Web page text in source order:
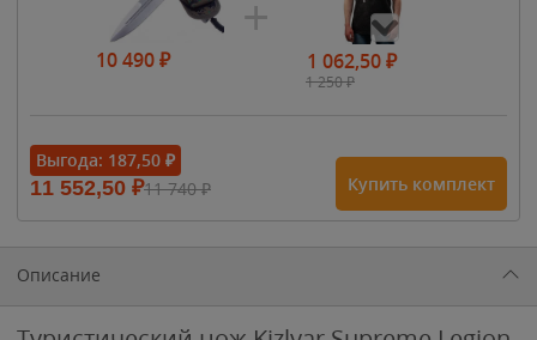
10 490₽ 1 062,50₽
1 250₽
1 900₽1 900₽
Выгода: 187,50 ₽
11 552,50 ₽11 740₽ Купить комплект
Описание